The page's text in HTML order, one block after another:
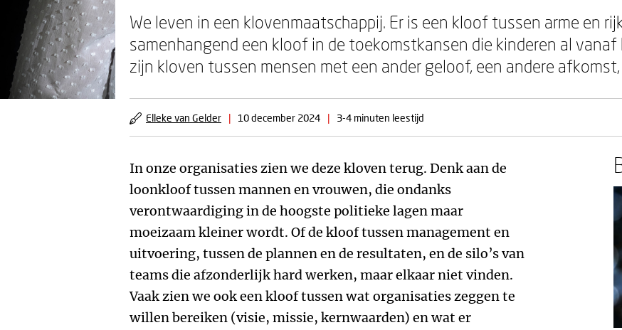
We leven in een klovenmaatschappij. Er is een kloof tussen arme en
samenhangend een kloof in de toekomstkansen die kinderen al
zijn kloven tussen mensen met een ander geloof, een andere
Elleke van Gelder | 10 december 2024 | 3-4 minuten leestijd
In onze organisaties zien we deze kloven terug. Denk aan de
loonkloof tussen mannen en vrouwen, die ondanks
verontwaardiging in de hoogste politieke lagen maar
moeizaam kleiner wordt. Of de kloof tussen management en
uitvoering, tussen de plannen en de resultaten, en de silo’s van
teams die afzonderlijk hard werken, maar elkaar niet vinden.
Vaak zien we ook een kloof tussen wat organisaties zeggen te
willen bereiken (visie, missie, kernwaarden) en wat er